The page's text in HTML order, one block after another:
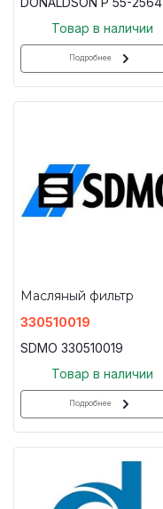
Товар в наличии
Подробнее
Масляный фильтр
330510019
SDMO 330510019
Товар в наличии
Подробнее